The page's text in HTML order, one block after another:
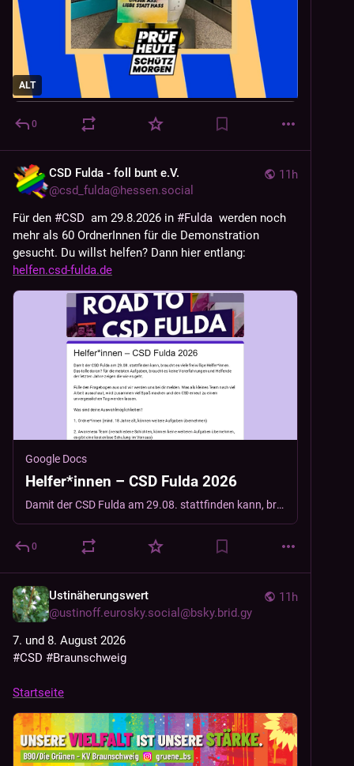
ALT
0
11h
CSD Fulda - foll bunt e.V.
@csd_fulda@hessen.social
Für den #CSD
  am 29.8.2026 in
#Fulda
  werden noch
mehr als 60 OrdnerInnen für die Demonstration
gesucht. Du willst helfen? Dann hier entlang:
helfen.csd-fulda.de
Google Docs
Helfer*innen – CSD Fulda 2026
Damit der CSD Fulda am 29.08. stattfinden kann, braucht es viele freiwillige Helfer*innen. Das tolle daran? für die meisten Aufgaben, braucht es keine Vorerfahrungen und Helfende der letzten Jahre zeigen die wie es geht. Fülle den Fragebogen aus und wir werden uns bei dir melden. Was als kleines Team nach viel Arbeit ausschaut, wird zusammen viel Spaß machen und den CSD erneut zu einem unvergesslichen Tag werden lassen. Was sind deine Auswahlmöglichkeiten? 1. Ordner*innen (mind. 18 Jahre alt, können weitere Aufgaben übernehmen) 2. Awareness Team (verschiedene Schichten, können keine weiteren Aufgaben übernehmen, es gibt eine kostenlose Schulung im Vorraus) 3. Auf-/Abbau, Standbetreuung und sonstige Aufgaben
0
11h
Ustinäherungswert
@ustinoff.eurosky.social@bsky.brid.gy
7. und 8. August 2026
#CSD #Braunschweig
Startseite